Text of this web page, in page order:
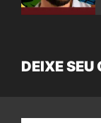
DEIXE SEU